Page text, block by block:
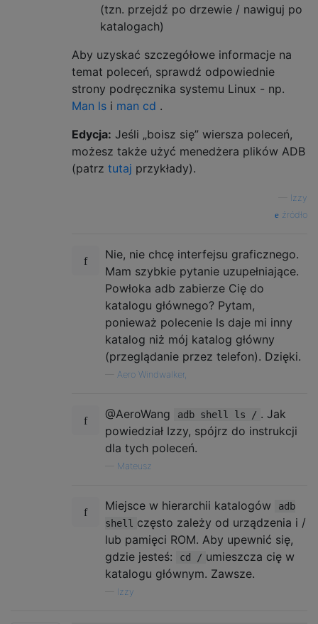
(tzn. przejdź po drzewie / nawiguj po
katalogach)
Aby uzyskać szczegółowe informacje na
temat poleceń, sprawdź odpowiednie
strony podręcznika systemu Linux - np.
Man ls i man cd .
Edycja: Jeśli „boisz się” wiersza poleceń,
możesz także użyć menedżera plików ADB
(patrz tutaj przykłady).
Izzy
źródło
Nie, nie chcę interfejsu graficznego.
Mam szybkie pytanie uzupełniające.
Powłoka adb zabierze Cię do
katalogu głównego? Pytam,
ponieważ polecenie ls daje mi inny
katalog niż mój katalog główny
(przeglądanie przez telefon). Dzięki.
Aero Windwalker,
@AeroWang adb shell ls / . Jak
powiedział Izzy, spójrz do instrukcji
dla tych poleceń.
Mateusz
Miejsce w hierarchii katalogów
adb
shell często zależy od urządzenia i /
lub pamięci ROM. Aby upewnić się,
gdzie jesteś:
cd / umieszcza cię w
katalogu głównym. Zawsze.
Izzy